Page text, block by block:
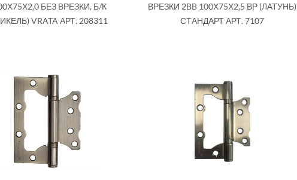
БЕЗ ВРЕЗКИ, Б/К
VRATA АРТ. 208311
ВРЕЗКИ 2BB 100Х75Х2,5 ВР (ЛАТУНЬ)
СТАНДАРТ АРТ. 7107